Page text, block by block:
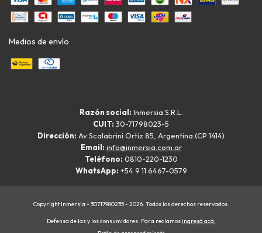
Medios de envío
Razón social: Inmersia S.R.L.
CUIT: 30-71798023-5
Dirección: Av Scalabrini Ortiz 85, Argentina (CP 1414)
Email: info@inmersia.com.ar
Teléfono: 0810-220-1230
WhatsApp: +54 9 11 6467-0579
Copyright Inmersia - 30717980235 - 2026. Todos los derechos reservados.
Defensa de las y los consumidores. Para reclamosingresá acá.